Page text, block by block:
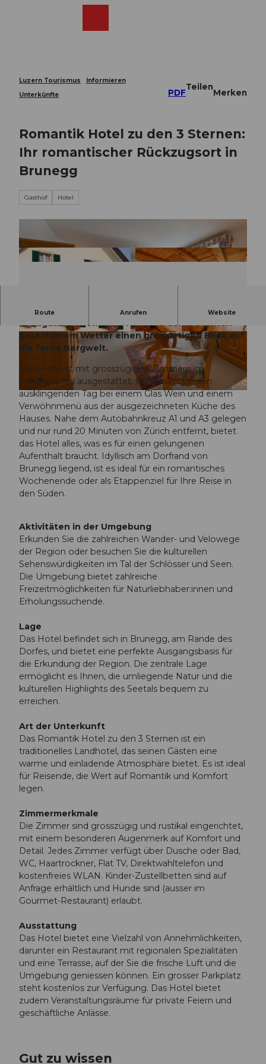
Luzern Tourismus
Informieren
Unterkünfte
PDF
Teilen
Merken
Romantik Hotel zu den 3 Sternen:
Ihr romantischer Rückzugsort in
Brunegg
Gasthof Hotel
© KARL-HEINZ HUG | CC-BY
© KARL-HEINZ HUG |CC-BY © KARL-HEINZ HUG |CC-BY
Route Anrufen Website
Am Fusse des Kestenberges gelegen, bietet der
Landgasthof Romantik Hotel zu den 3 Sternen
bei schönem Wetter einen grossartigen Blick auf
die ferne Bergwelt.
Das Hotel ist mit grosszügigen Zimmern im
Landhaus-Stil ausgestattet. Geniessen Sie den
ausklingenden Tag bei einem Glas Wein und einem
Verwöhnmenü aus der ausgezeichneten Küche des
Hauses. Nahe dem Autobahnkreuz A1 und A3 gelegen
und nur rund 20 Minuten von Zürich entfernt, bietet
das Hotel alles, was es für einen gelungenen
Aufenthalt braucht. Idyllisch am Dorfrand von
Brunegg liegend, ist es ideal für ein romantisches
Wochenende oder als Etappenziel für Ihre Reise in
den Süden.
Aktivitäten in der Umgebung
Erkunden Sie die zahlreichen Wander- und Velowege
der Region oder besuchen Sie die kulturellen
Sehenswürdigkeiten im Tal der Schlösser und Seen.
Die Umgebung bietet zahlreiche
Freizeitmöglichkeiten für Naturliebhaber:innen und
Erholungssuchende.
Lage
Das Hotel befindet sich in Brunegg, am Rande des
Dorfes, und bietet eine perfekte Ausgangsbasis für
die Erkundung der Region. Die zentrale Lage
ermöglicht es Ihnen, die umliegende Natur und die
kulturellen Highlights des Seetals bequem zu
erreichen.
Art der Unterkunft
Das Romantik Hotel zu den 3 Sternen ist ein
traditionelles Landhotel, das seinen Gästen eine
warme und einladende Atmosphäre bietet. Es ist ideal
für Reisende, die Wert auf Romantik und Komfort
legen.
Zimmermerkmale
Die Zimmer sind grosszügig und rustikal eingerichtet,
mit einem besonderen Augenmerk auf Komfort und
Detail. Jedes Zimmer verfügt über Dusche oder Bad,
WC, Haartrockner, Flat TV, Direktwahltelefon und
kostenfreies WLAN. Kinder-Zustellbetten sind auf
Anfrage erhältlich und Hunde sind (ausser im
Gourmet-Restaurant) erlaubt.
Ausstattung
Das Hotel bietet eine Vielzahl von Annehmlichkeiten,
darunter ein Restaurant mit regionalen Spezialitäten
und eine Terrasse, auf der Sie die frische Luft und die
Umgebung geniessen können. Ein grosser Parkplatz
steht kostenlos zur Verfügung. Das Hotel bietet
zudem Veranstaltungsräume für private Feiern und
geschäftliche Anlässe.
Gut zu wissen